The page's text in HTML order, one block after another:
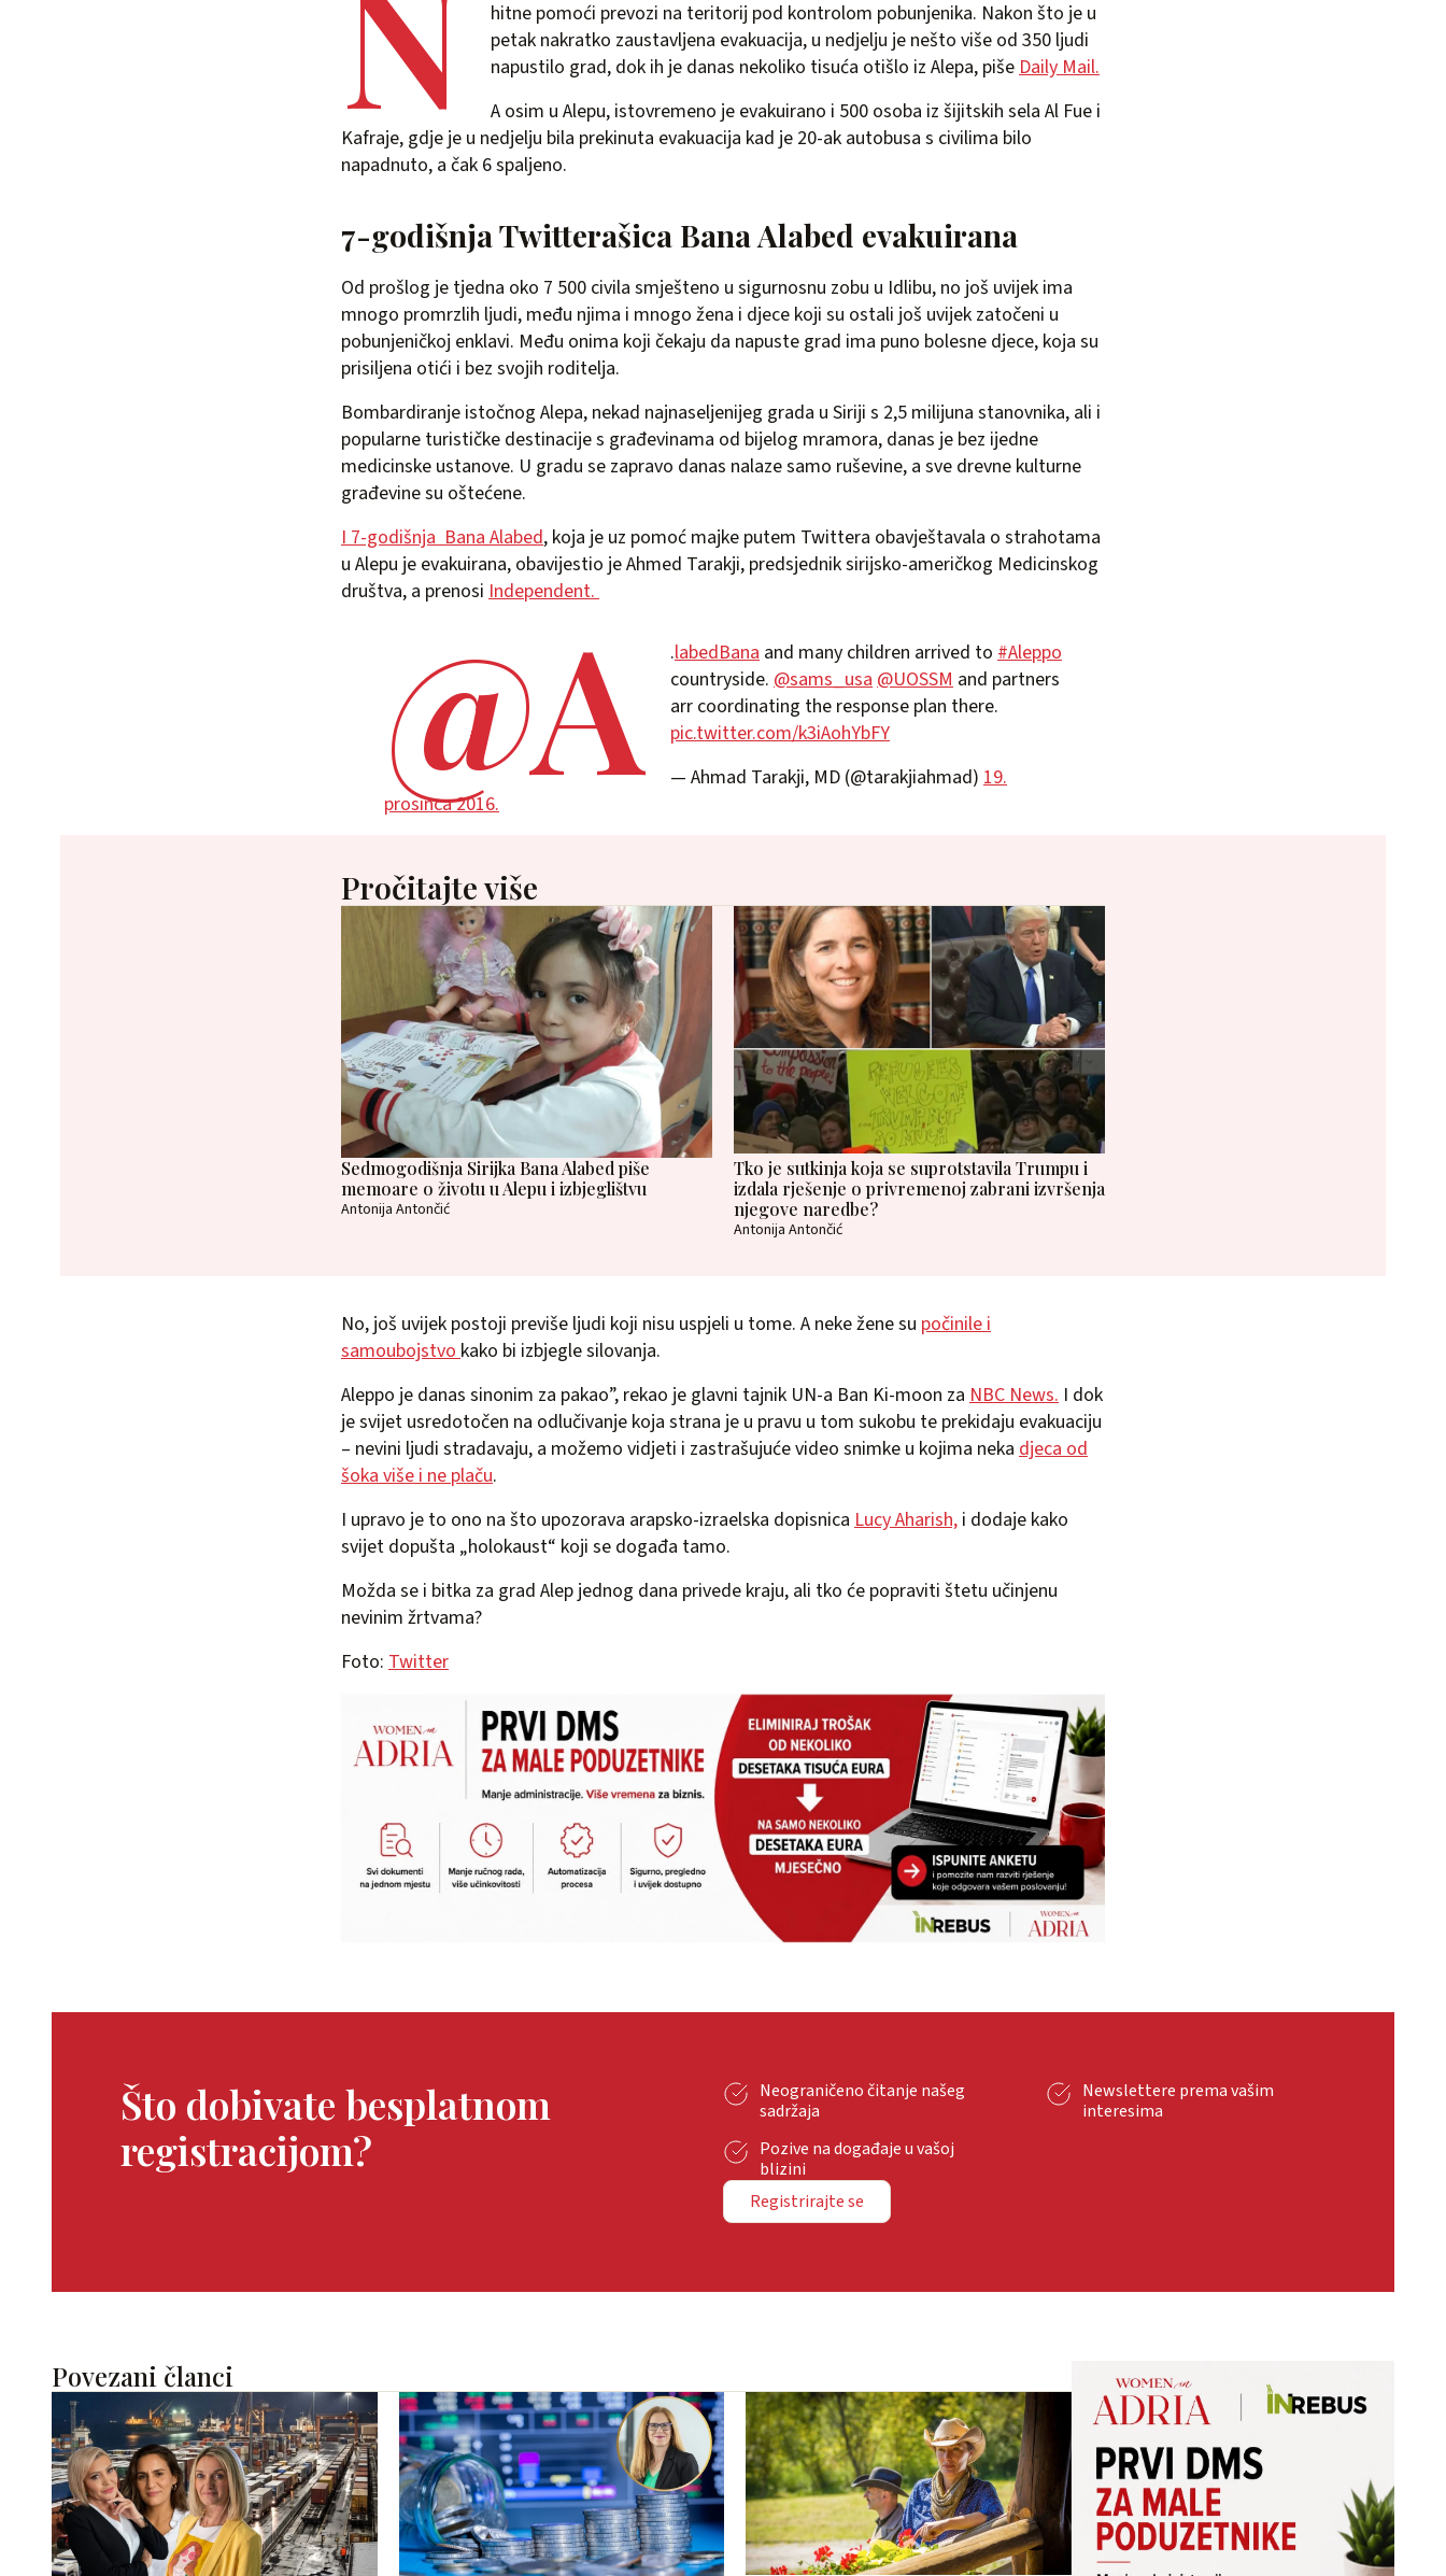
hitne pomoći prevozi na teritorij pod kontrolom pobunjenika. Nakon što je u
petak nakratko zaustavljena evakuacija, u nedjelju je nešto više od 350 ljudi
napustilo grad, dok ih je danas nekoliko tisuća otišlo iz Alepa, piše Daily Mail.
A osim u Alepu, istovremeno je evakuirano i 500 osoba iz šijitskih sela Al Fue i
Kafraje, gdje je u nedjelju bila prekinuta evakuacija kad je 20-ak autobusa s civilima bilo
napadnuto, a čak 6 spaljeno.
7-godišnja Twitterašica Bana Alabed evakuirana
Od prošlog je tjedna oko 7 500 civila smješteno u sigurnosnu zobu u Idlibu, no još uvijek ima
mnogo promrzlih ljudi, među njima i mnogo žena i djece koji su ostali još uvijek zatočeni u
pobunjeničkoj enklavi. Među onima koji čekaju da napuste grad ima puno bolesne djece, koja su
prisiljena otići i bez svojih roditelja.
Bombardiranje istočnog Alepa, nekad najnaseljenijeg grada u Siriji s 2,5 milijuna stanovnika, ali i
popularne turističke destinacije s građevinama od bijelog mramora, danas je bez ijedne
medicinske ustanove. U gradu se zapravo danas nalaze samo ruševine, a sve drevne kulturne
građevine su oštećene.
I 7-godišnja Bana Alabed, koja je uz pomoć majke putem Twittera obavještavala o strahotama
u Alepu je evakuirana, obavijestio je Ahmed Tarakji, predsjednik sirijsko-američkog Medicinskog
društva, a prenosi Independent.
.
@A labedBana and many children arrived to #Aleppo
countryside. @sams_usa @UOSSM and partners
arr coordinating the response plan there.
pic.twitter.com/k3iAohYbFY
— Ahmad Tarakji, MD (@tarakjiahmad) 19.
prosinca 2016.
Pročitajte više
Sedmogodišnja Sirijka Bana Alabed piše
memoare o životu u Alepu i izbjeglištvu
Antonija Antončić
Tko je sutkinja koja se suprotstavila Trumpu i
izdala rješenje o privremenoj zabrani izvršenja
njegove naredbe?
Antonija Antončić
No, još uvijek postoji previše ljudi koji nisu uspjeli u tome. A neke žene su počinile i
samoubojstvokako bi izbjegle silovanja.
Aleppo je danas sinonim za pakao”, rekao je glavni tajnik UN-a Ban Ki-moon za NBC News. I dok
je svijet usredotočen na odlučivanje koja strana je u pravu u tom sukobu te prekidaju evakuaciju
– nevini ljudi stradavaju, a možemo vidjeti i zastrašujuće video snimke u kojima neka djeca od
šoka više i ne plaču.
I upravo je to ono na što upozorava arapsko-izraelska dopisnica Lucy Aharish, i dodaje kako
svijet dopušta „holokaust“ koji se događa tamo.
Možda se i bitka za grad Alep jednog dana privede kraju, ali tko će popraviti štetu učinjenu
nevinim žrtvama?
Foto: Twitter
Što dobivate besplatnom
registracijom?
Neograničeno čitanje našeg
sadržaja
Newslettere prema vašim
interesima
Pozive na događaje u vašoj
blizini
Registrirajte se
Povezani članci